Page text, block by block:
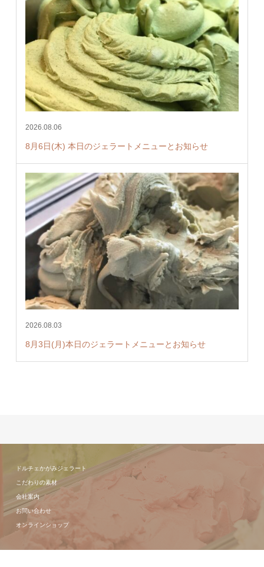
2026.08.06
8月6日(木) 本日のジェラートメニューとお知らせ
2026.08.03
8月3日(月)本日のジェラートメニューとお知らせ
ドルチェかがみジェラート
こだわりの素材
会社案内
お問い合わせ
オンラインショップ